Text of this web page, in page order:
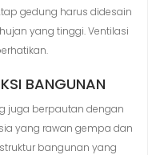
gedung harus didesain
yang tinggi. Ventilasi
BANGUNAN
juga berpautan dengan
yang rawan gempa dan
bangunan yang